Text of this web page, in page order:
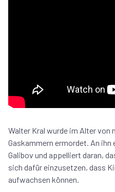
Walter Kral wurde im Alter von
Gaskammern ermordet. An
Galibov und appelliert daran,
sich dafür einzusetzen, dass
aufwachsen können.